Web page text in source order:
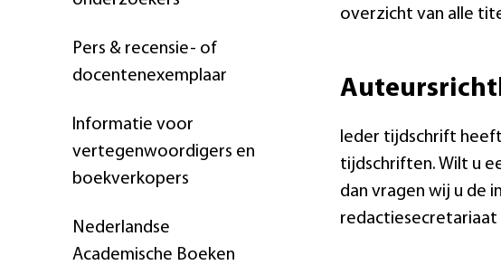
Pers & recensie- of
docentenexemplaar
Informatie voor
vertegenwoordigers en
boekverkopers
Nederlandse
Academische Boeken
overzicht van alle
Ieder tijdschrift
tijdschriften. Wilt u
dan vragen wij u de